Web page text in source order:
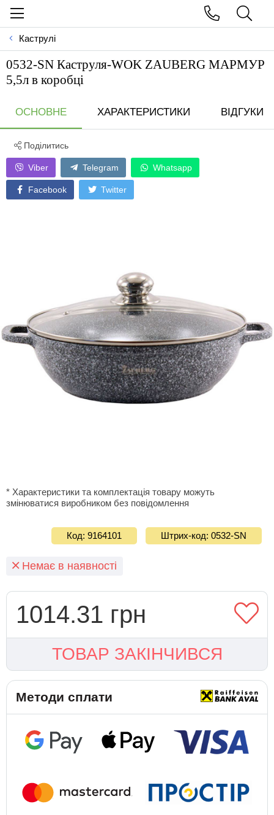
Каструлі
0532-SN Каструля-WOK ZAUBERG МАРМУР
5,5л в коробці
ОСНОВНЕ ХАРАКТЕРИСТИКИ ВІДГУКИ
Поділитись
Viber Telegram Whatsapp
Facebook Twitter
* Характеристики та комплектація товару можуть
змінюватися виробником без повідомлення
Код: 9164101 Штрих-код: 0532-SN
Немає в наявності
1014.31 грн
ТОВАР ЗАКІНЧИВСЯ
Методи сплати